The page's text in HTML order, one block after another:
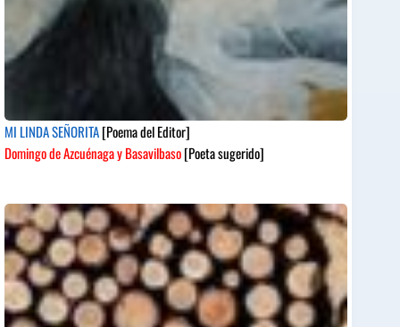
MI LINDA SEÑORITA[Poema del Editor]
Domingo de Azcuénaga y Basavilbaso[Poeta sugerido]